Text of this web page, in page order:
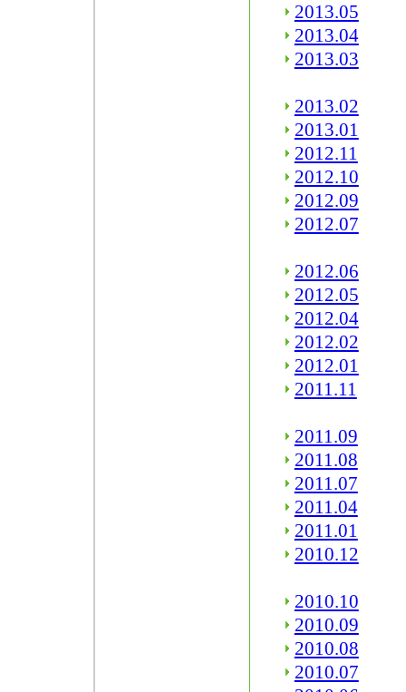
2013.05
2013.04
2013.03
2013.02
2013.01
2012.11
2012.10
2012.09
2012.07
2012.06
2012.05
2012.04
2012.02
2012.01
2011.11
2011.09
2011.08
2011.07
2011.04
2011.01
2010.12
2010.10
2010.09
2010.08
2010.07